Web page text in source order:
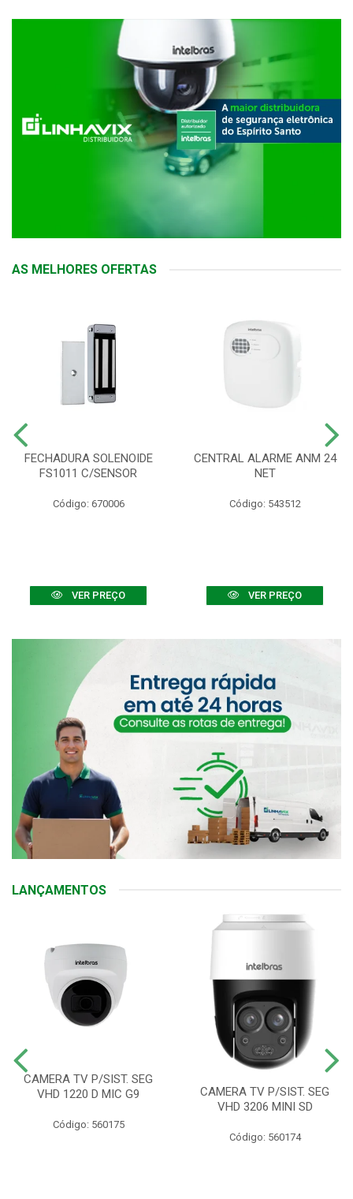
AS MELHORES OFERTAS
FECHADURA SOLENOIDE
FS1011 C/SENSOR
Código: 670006
VER PREÇO
CENTRAL ALARME ANM 24
NET
Código: 543512
VER PREÇO
LANÇAMENTOS
CAMERA TV P/SIST. SEG
VHD 1220 D MIC G9
Código: 560175
CAMERA TV P/SIST. SEG
VHD 3206 MINI SD
Código: 560174